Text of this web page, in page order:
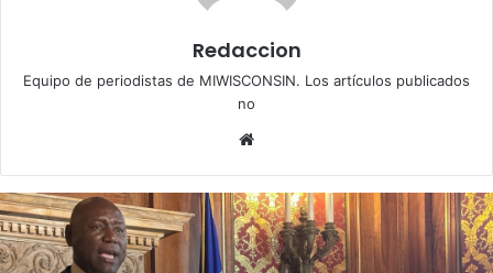
Redaccion
Equipo de periodistas de MIWISCONSIN. Los artículos publicados
no